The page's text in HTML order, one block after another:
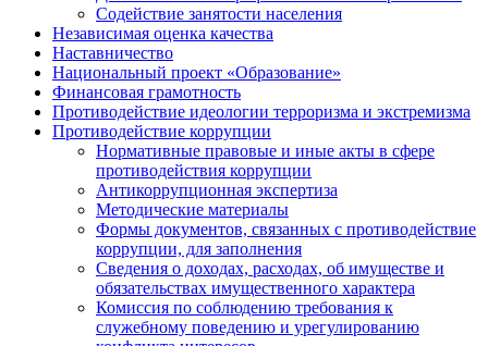
Содействие занятости населения
Независимая оценка качества
Наставничество
Национальный проект «Образование»
Финансовая грамотность
Противодействие идеологии терроризма и экстремизма
Противодействие коррупции
Нормативные правовые и иные акты в сфере
противодействия коррупции
Антикоррупционная экспертиза
Методические материалы
Формы документов, связанных с противодействие
коррупции, для заполнения
Сведения о доходах, расходах, об имуществе и
обязательствах имущественного характера
Комиссия по соблюдению требования к
служебному поведению и урегулированию